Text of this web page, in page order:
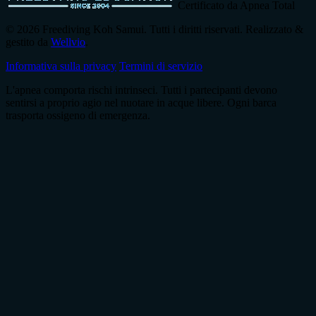
Certificato da Apnea Total
© 2026 Freediving Koh Samui. Tutti i diritti riservati. Realizzato &
gestito da Wellvio
Informativa sulla privacy Termini di servizio
L'apnea comporta rischi intrinseci. Tutti i partecipanti devono
sentirsi a proprio agio nel nuotare in acque libere. Ogni barca
trasporta ossigeno di emergenza.